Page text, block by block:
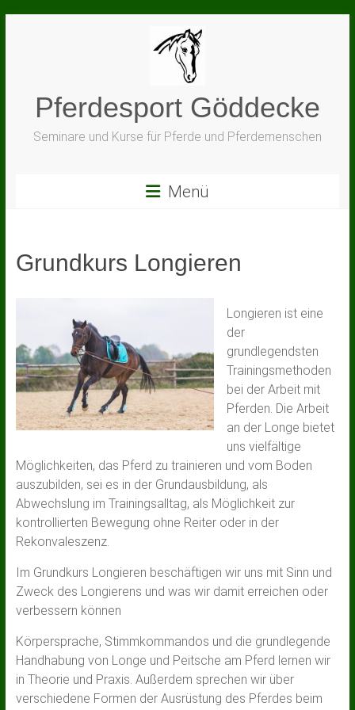
Pferdesport Göddecke
Seminare und Kurse für Pferde und Pferdemenschen
Menü
Grundkurs Longieren
Longieren ist eine
der
grundlegendsten
Trainingsmethoden
bei der Arbeit mit
Pferden. Die Arbeit
an der Longe bietet
uns vielfältige
Möglichkeiten, das Pferd zu trainieren und vom Boden
auszubilden, sei es in der Grundausbildung, als
Abwechslung im Trainingsalltag, als Möglichkeit zur
kontrollierten Bewegung ohne Reiter oder in der
Rekonvaleszenz.
Im Grundkurs Longieren beschäftigen wir uns mit Sinn und
Zweck des Longierens und was wir damit erreichen oder
verbessern können
Körpersprache, Stimmkommandos und die grundlegende
Handhabung von Longe und Peitsche am Pferd lernen wir
in Theorie und Praxis. Außerdem sprechen wir über
verschiedene Formen der Ausrüstung des Pferdes beim